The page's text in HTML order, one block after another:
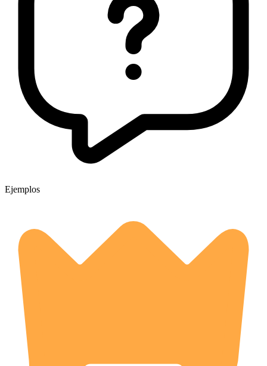
Ejemplos